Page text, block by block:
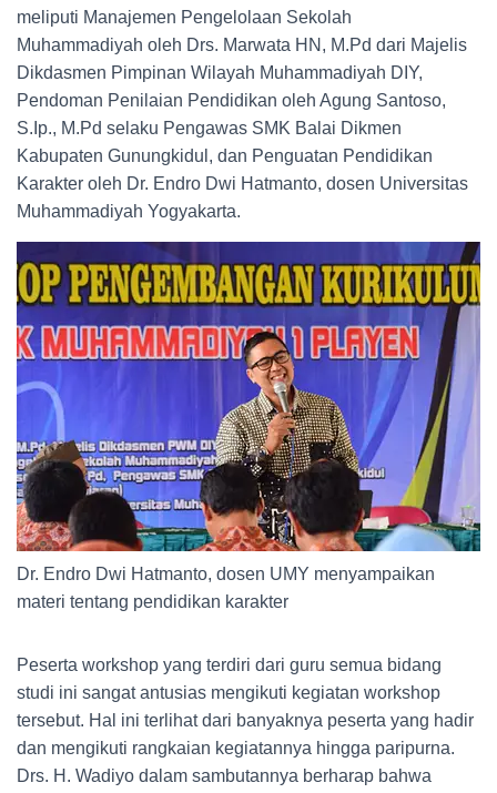
meliputi Manajemen Pengelolaan Sekolah
Muhammadiyah oleh Drs. Marwata HN, M.Pd dari Majelis
Dikdasmen Pimpinan Wilayah Muhammadiyah DIY,
Pendoman Penilaian Pendidikan oleh Agung Santoso,
S.Ip., M.Pd selaku Pengawas SMK Balai Dikmen
Kabupaten Gunungkidul, dan Penguatan Pendidikan
Karakter oleh Dr. Endro Dwi Hatmanto, dosen Universitas
Muhammadiyah Yogyakarta.
Dr. Endro Dwi Hatmanto, dosen UMY menyampaikan
materi tentang pendidikan karakter
Peserta workshop yang terdiri dari guru semua bidang
studi ini sangat antusias mengikuti kegiatan workshop
tersebut. Hal ini terlihat dari banyaknya peserta yang hadir
dan mengikuti rangkaian kegiatannya hingga paripurna.
Drs. H. Wadiyo dalam sambutannya berharap bahwa